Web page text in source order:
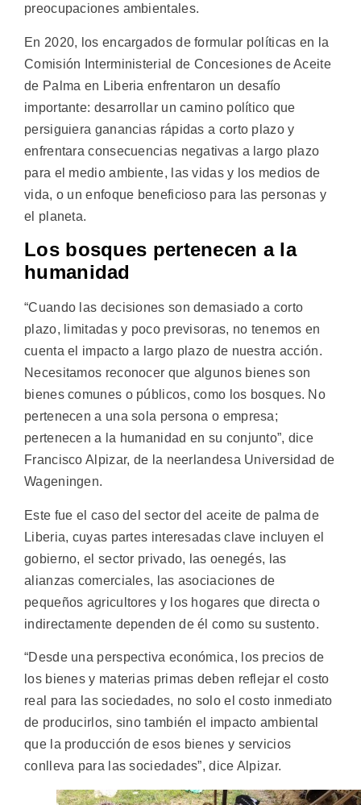
preocupaciones ambientales.
En 2020, los encargados de formular políticas en la
Comisión Interministerial de Concesiones de Aceite
de Palma en Liberia enfrentaron un desafío
importante: desarrollar un camino político que
persiguiera ganancias rápidas a corto plazo y
enfrentara consecuencias negativas a largo plazo
para el medio ambiente, las vidas y los medios de
vida, o un enfoque beneficioso para las personas y
el planeta.
Los bosques pertenecen a la
humanidad
“Cuando las decisiones son demasiado a corto
plazo, limitadas y poco previsoras, no tenemos en
cuenta el impacto a largo plazo de nuestra acción.
Necesitamos reconocer que algunos bienes son
bienes comunes o públicos, como los bosques. No
pertenecen a una sola persona o empresa;
pertenecen a la humanidad en su conjunto”, dice
Francisco Alpizar, de la neerlandesa Universidad de
Wageningen.
Este fue el caso del sector del aceite de palma de
Liberia, cuyas partes interesadas clave incluyen el
gobierno, el sector privado, las oenegés, las
alianzas comerciales, las asociaciones de
pequeños agricultores y los hogares que directa o
indirectamente dependen de él como su sustento.
“Desde una perspectiva económica, los precios de
los bienes y materias primas deben reflejar el costo
real para las sociedades, no solo el costo inmediato
de producirlos, sino también el impacto ambiental
que la producción de esos bienes y servicios
conlleva para las sociedades”, dice Alpizar.